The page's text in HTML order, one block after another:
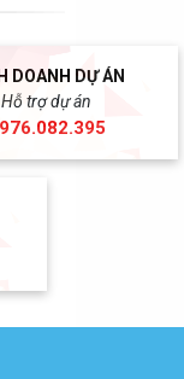
DOANH DỰ ÁN
Hỗ trợ dự án